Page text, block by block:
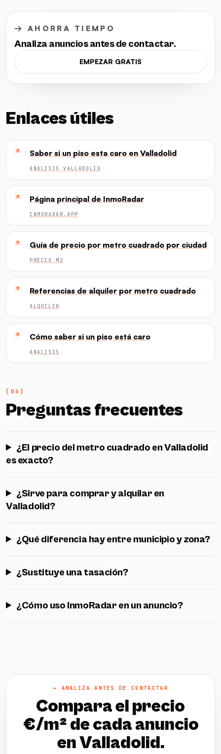
→ AHORRA TIEMPO
Analiza anuncios antes de contactar.
EMPEZAR GRATIS
Enlaces útiles
Saber si un piso esta caro en Valladolid
ANALISIS VALLADOLID
Página principal de InmoRadar
INMORADAR.APP
Guía de precio por metro cuadrado por ciudad
PRECIO M2
Referencias de alquiler por metro cuadrado
ALQUILER
Cómo saber si un piso está caro
ANALISIS
Preguntas frecuentes
¿El precio del metro cuadrado en Valladolid
es exacto?
¿Sirve para comprar y alquilar en
Valladolid?
¿Qué diferencia hay entre municipio y zona?
¿Sustituye una tasación?
¿Cómo uso InmoRadar en un anuncio?
→ ANALIZA ANTES DE CONTACTAR
Compara el precio
€/m² de cada anuncio
en Valladolid.